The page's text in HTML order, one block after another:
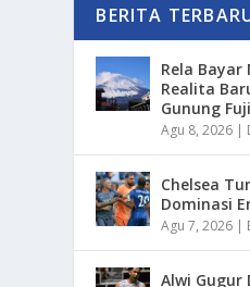
BERITA
Rela Bayar
Realita
Gunung Fuji
Agu 8, 2026 |
Chelsea
Dominasi
Agu 7, 2026 |
Alwi Gugur